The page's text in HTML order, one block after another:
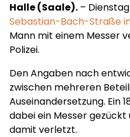
Halle (Saale). –
Sebastian-Bach-Straße
Mann mit einem Messer
Polizei.
Den Angaben nach
zwischen mehreren
Auseinandersetzung. Ein
dabei ein Messer
damit verletzt.